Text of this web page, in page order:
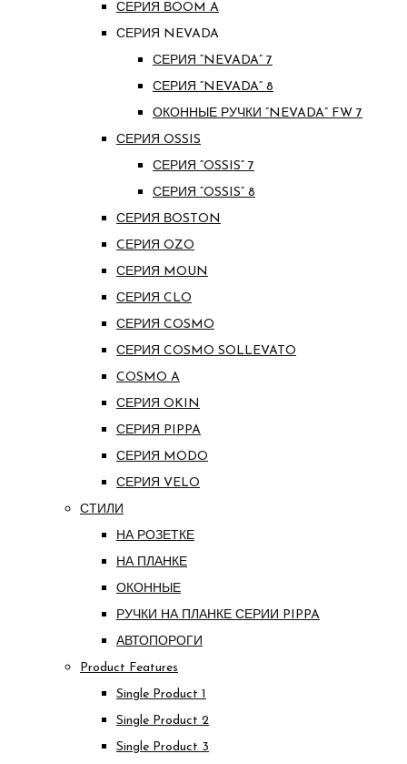
СЕРИЯ ВOOM A
СЕРИЯ NEVADA
СЕРИЯ “NEVADA” 7
СЕРИЯ “NEVADA” 8
ОКОННЫЕ РУЧКИ “NEVADA” FW 7
СЕРИЯ OSSIS
СЕРИЯ “OSSIS” 7
СЕРИЯ “OSSIS” 8
СЕРИЯ ВOSTON
CЕРИЯ OZO
СЕРИЯ MOUN
СЕРИЯ CLO
СЕРИЯ COSMO
СЕРИЯ COSMO SOLLEVATO
COSMO A
СЕРИЯ OKIN
СЕРИЯ PIPPA
СЕРИЯ MODO
СЕРИЯ VELO
СТИЛИ
НА РОЗЕТКЕ
НА ПЛАНКЕ
ОКОННЫЕ
РУЧКИ НА ПЛАНКЕ СЕРИИ PIPPA
АВТОПОРОГИ
Product Features
Single Product 1
Single Product 2
Single Product 3